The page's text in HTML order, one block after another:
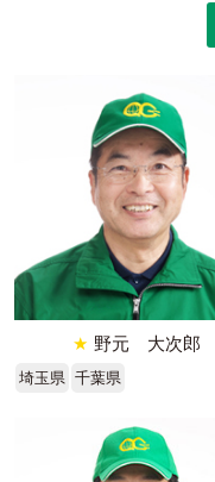
★ 野元 大次郎
埼玉県 千葉県